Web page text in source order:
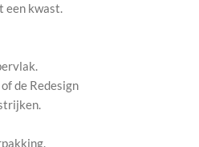
een kwast.
de Redesign